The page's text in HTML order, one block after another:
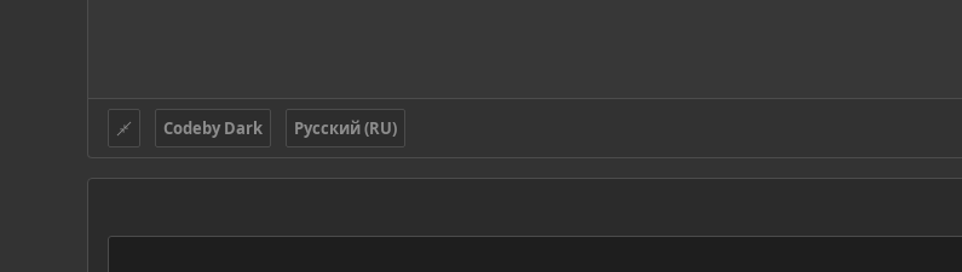
Codeby Dark Русский (RU)